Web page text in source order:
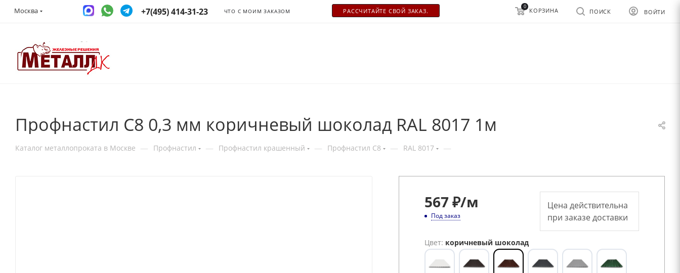
Москва +7(495) 414-31-23 ЧТО С МОИМ ЗАКАЗОМ РАСCЧИТАЙТЕ СВОЙ ЗАКАЗ. ВОЙТИ
ПОИСК
0
КОРЗИНА
Профнастил С8 0,3 мм коричневый шоколад RAL 8017 1м
Каталог металлопроката в Москве — Профнастил — Профнастил крашенный — Профнастил С8 — RAL 8017 —
567 ₽/м
Под заказ
Цена действительна
при заказе доставки
Цвет: коричневый шоколад